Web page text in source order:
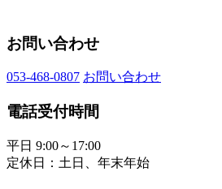
お問い合わせ
053-468-0807 お問い合わせ
電話受付時間
平日 9:00～17:00
定休日：土日、年末年始